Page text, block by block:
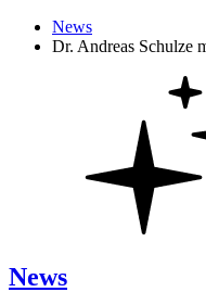
News
Dr. Andreas Schulze
News